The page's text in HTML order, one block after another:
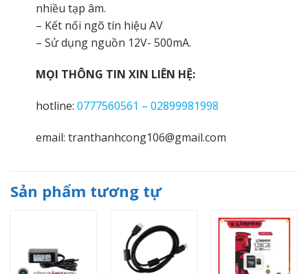
nhiều tạp âm.
– Kết nối ngõ tín hiệu AV
– Sử dụng nguồn 12V- 500mA.
MỌI THÔNG TIN XIN LIÊN HỆ:
hotline: 0777560561 – 02899981998
email: tranthanhcong106@gmail.com
Sản phẩm tương tự